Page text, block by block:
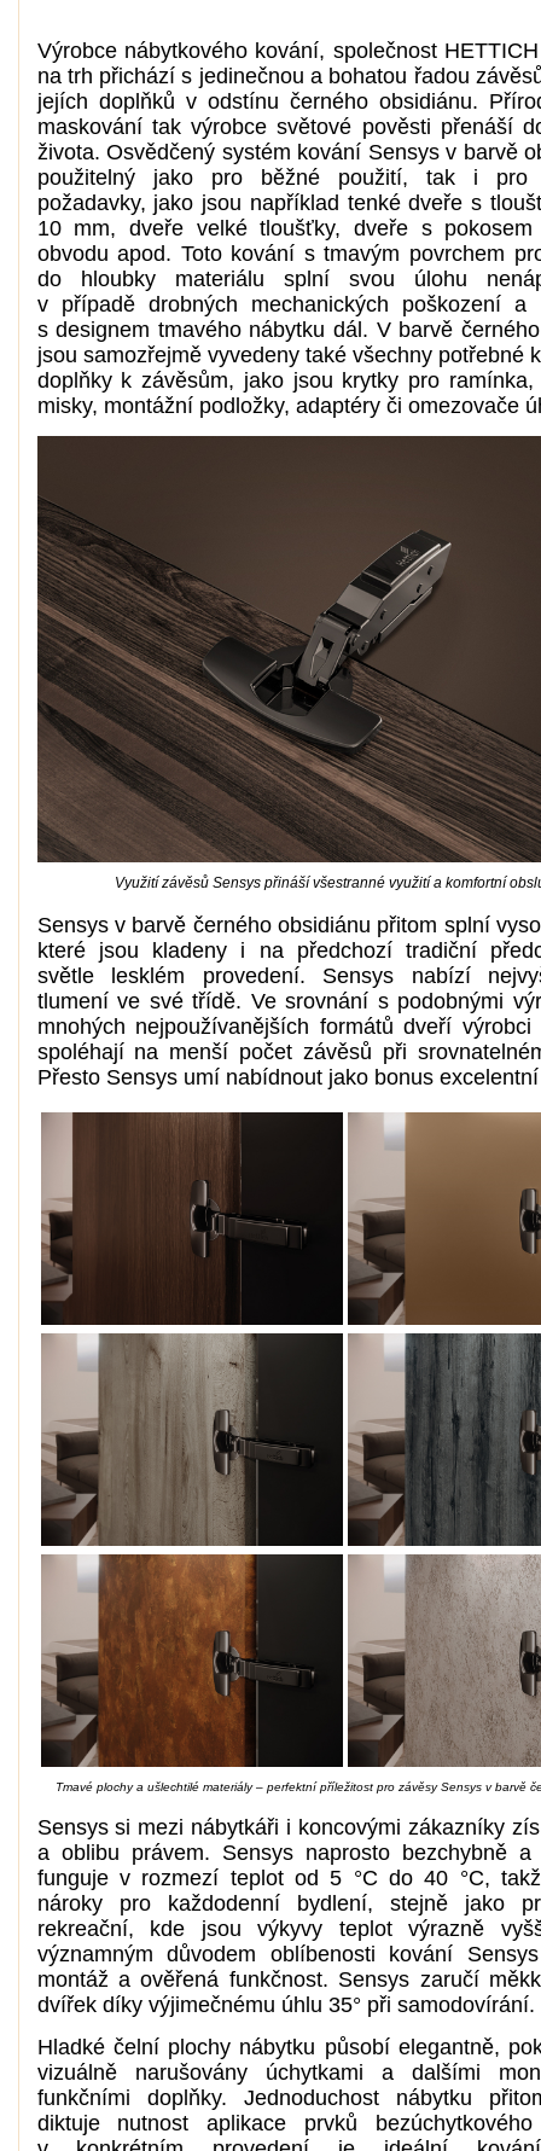
Výrobce nábytkového kování, společnost
na trh přichází s jedinečnou a bohatou řadou
jejích doplňků v odstínu černého obsidiánu.
maskování tak výrobce světové pověsti přenáší
života. Osvědčený systém kování Sensys v barvě
použitelný jako pro běžné použití, tak i pro
požadavky, jako jsou například tenké dveře s
10 mm, dveře velké tloušťky, dveře s
obvodu apod. Toto kování s tmavým povrchem
do hloubky materiálu splní svou úlohu
v případě drobných mechanických poškození a
s designem tmavého nábytku dál. V barvě
jsou samozřejmě vyvedeny také všechny potřebné
doplňky k závěsům, jako jsou krytky pro
misky, montážní podložky, adaptéry či omezovače
Využití závěsů Sensys přináší všestranné využití a komfortní
Sensys v barvě černého obsidiánu přitom splní
které jsou kladeny i na předchozí tradiční
světle lesklém provedení. Sensys nabízí
tlumení ve své třídě. Ve srovnání s podobnými
mnohých nejpoužívanějších formátů dveří výrobci
spoléhají na menší počet závěsů při
Přesto Sensys umí nabídnout jako bonus
Tmavé plochy a ušlechtilé materiály – perfektní příležitost pro závěsy Sensys v barvě
Sensys si mezi nábytkáři i koncovými zákazníky
a oblibu právem. Sensys naprosto bezchybně a
funguje v rozmezí teplot od 5 °C do 40 °C,
nároky pro každodenní bydlení, stejně jako
rekreační, kde jsou výkyvy teplot výrazně
významným důvodem oblíbenosti kování
montáž a ověřená funkčnost. Sensys zaručí
dvířek díky výjimečnému úhlu 35° při samodovírání.
Hladké čelní plochy nábytku působí elegantně,
vizuálně narušovány úchytkami a dalšími
funkčními doplňky. Jednoduchost nábytku
diktuje nutnost aplikace prvků